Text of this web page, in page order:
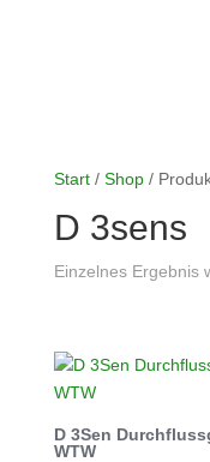
Start/ Shop/
D 3sens
Einzelnes Ergebnis
D 3Sen
WTW